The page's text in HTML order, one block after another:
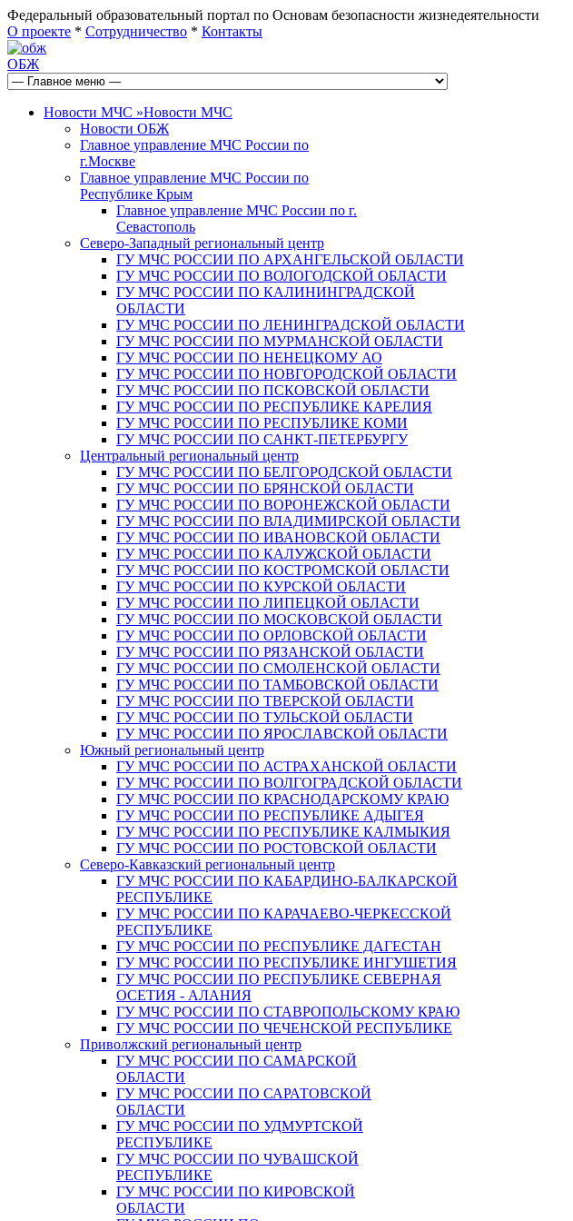
Федеральный образовательный портал по Основам безопасности жизнедеятельности
О проекте * Сотрудничество * Контакты
ОБЖ
Новости МЧС »Новости МЧС
Новости ОБЖ
Главное управление МЧС России по
г.Москве
Главное управление МЧС России по
Республике Крым
Главное управление МЧС России по г.
Севастополь
Северо-Западный региональный центр
ГУ МЧС РОССИИ ПО АРХАНГЕЛЬСКОЙ ОБЛАСТИ
ГУ МЧС РОССИИ ПО ВОЛОГОДСКОЙ ОБЛАСТИ
ГУ МЧС РОССИИ ПО КАЛИНИНГРАДСКОЙ
ОБЛАСТИ
ГУ МЧС РОССИИ ПО ЛЕНИНГРАДСКОЙ ОБЛАСТИ
ГУ МЧС РОССИИ ПО МУРМАНСКОЙ ОБЛАСТИ
ГУ МЧС РОССИИ ПО НЕНЕЦКОМУ АО
ГУ МЧС РОССИИ ПО НОВГОРОДСКОЙ ОБЛАСТИ
ГУ МЧС РОССИИ ПО ПСКОВСКОЙ ОБЛАСТИ
ГУ МЧС РОССИИ ПО РЕСПУБЛИКЕ КАРЕЛИЯ
ГУ МЧС РОССИИ ПО РЕСПУБЛИКЕ КОМИ
ГУ МЧС РОССИИ ПО САНКТ-ПЕТЕРБУРГУ
Центральный региональный центр
ГУ МЧС РОССИИ ПО БЕЛГОРОДСКОЙ ОБЛАСТИ
ГУ МЧС РОССИИ ПО БРЯНСКОЙ ОБЛАСТИ
ГУ МЧС РОССИИ ПО ВОРОНЕЖСКОЙ ОБЛАСТИ
ГУ МЧС РОССИИ ПО ВЛАДИМИРСКОЙ ОБЛАСТИ
ГУ МЧС РОССИИ ПО ИВАНОВСКОЙ ОБЛАСТИ
ГУ МЧС РОССИИ ПО КАЛУЖСКОЙ ОБЛАСТИ
ГУ МЧС РОССИИ ПО КОСТРОМСКОЙ ОБЛАСТИ
ГУ МЧС РОССИИ ПО КУРСКОЙ ОБЛАСТИ
ГУ МЧС РОССИИ ПО ЛИПЕЦКОЙ ОБЛАСТИ
ГУ МЧС РОССИИ ПО МОСКОВСКОЙ ОБЛАСТИ
ГУ МЧС РОССИИ ПО ОРЛОВСКОЙ ОБЛАСТИ
ГУ МЧС РОССИИ ПО РЯЗАНСКОЙ ОБЛАСТИ
ГУ МЧС РОССИИ ПО СМОЛЕНСКОЙ ОБЛАСТИ
ГУ МЧС РОССИИ ПО ТАМБОВСКОЙ ОБЛАСТИ
ГУ МЧС РОССИИ ПО ТВЕРСКОЙ ОБЛАСТИ
ГУ МЧС РОССИИ ПО ТУЛЬСКОЙ ОБЛАСТИ
ГУ МЧС РОССИИ ПО ЯРОСЛАВСКОЙ ОБЛАСТИ
Южный региональный центр
ГУ МЧС РОССИИ ПО АСТРАХАНСКОЙ ОБЛАСТИ
ГУ МЧС РОССИИ ПО ВОЛГОГРАДСКОЙ ОБЛАСТИ
ГУ МЧС РОССИИ ПО КРАСНОДАРСКОМУ КРАЮ
ГУ МЧС РОССИИ ПО РЕСПУБЛИКЕ АДЫГЕЯ
ГУ МЧС РОССИИ ПО РЕСПУБЛИКЕ КАЛМЫКИЯ
ГУ МЧС РОССИИ ПО РОСТОВСКОЙ ОБЛАСТИ
Северо-Кавказский региональный центр
ГУ МЧС РОССИИ ПО КАБАРДИНО-БАЛКАРСКОЙ
РЕСПУБЛИКЕ
ГУ МЧС РОССИИ ПО КАРАЧАЕВО-ЧЕРКЕССКОЙ
РЕСПУБЛИКЕ
ГУ МЧС РОССИИ ПО РЕСПУБЛИКЕ ДАГЕСТАН
ГУ МЧС РОССИИ ПО РЕСПУБЛИКЕ ИНГУШЕТИЯ
ГУ МЧС РОССИИ ПО РЕСПУБЛИКЕ СЕВЕРНАЯ
ОСЕТИЯ - АЛАНИЯ
ГУ МЧС РОССИИ ПО СТАВРОПОЛЬСКОМУ КРАЮ
ГУ МЧС РОССИИ ПО ЧЕЧЕНСКОЙ РЕСПУБЛИКЕ
Приволжский региональный центр
ГУ МЧС РОССИИ ПО САМАРСКОЙ
ОБЛАСТИ
ГУ МЧС РОССИИ ПО САРАТОВСКОЙ
ОБЛАСТИ
ГУ МЧС РОССИИ ПО УДМУРТСКОЙ
РЕСПУБЛИКЕ
ГУ МЧС РОССИИ ПО ЧУВАШСКОЙ
РЕСПУБЛИКЕ
ГУ МЧС РОССИИ ПО КИРОВСКОЙ
ОБЛАСТИ